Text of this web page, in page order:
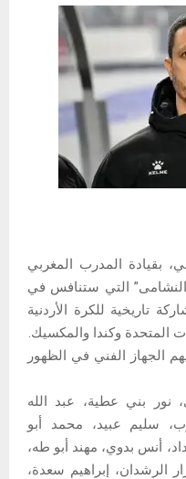
بقيادة المدرب المغربي
التي ستنافس في
2026، في مشاركة تاريخية للكرة الأردنية
المتحدة وكندا والمكسيك.
يعول عليهم الجهاز الفني في الظهور
نور بني عطية، عبد الله
سليم عبيد، محمد أبو
أنس بدوي، مهند أبو طه،
الرشدان، إبراهيم سعدة،